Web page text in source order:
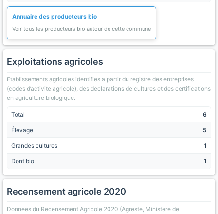
Annuaire des producteurs bio
Voir tous les producteurs bio autour de cette commune
Exploitations agricoles
Etablissements agricoles identifies a partir du registre des entreprises
(codes d’activite agricole), des declarations de cultures et des certifications
en agriculture biologique.
Total 6
Élevage 5
Grandes cultures 1
Dont bio 1
Recensement agricole 2020
Donnees du Recensement Agricole 2020 (Agreste, Ministere de